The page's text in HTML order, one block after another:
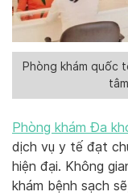
Phòng khám quốc
Phòng khám Đa
dịch vụ y tế đạt
hiện đại. Không
khám bệnh sạch